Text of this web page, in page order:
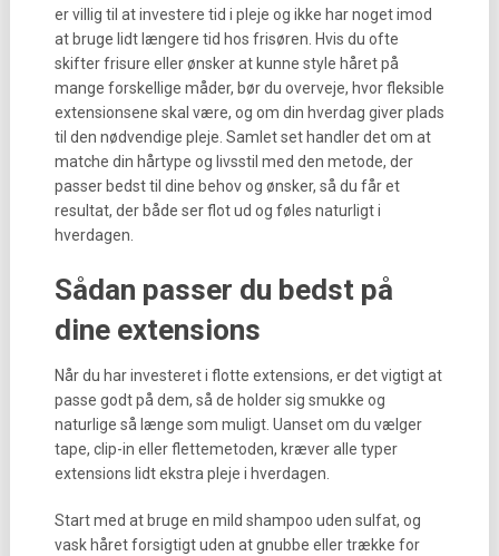
er villig til at investere tid i pleje og ikke har noget imod
at bruge lidt længere tid hos frisøren. Hvis du ofte
skifter frisure eller ønsker at kunne style håret på
mange forskellige måder, bør du overveje, hvor fleksible
extensionsene skal være, og om din hverdag giver plads
til den nødvendige pleje. Samlet set handler det om at
matche din hårtype og livsstil med den metode, der
passer bedst til dine behov og ønsker, så du får et
resultat, der både ser flot ud og føles naturligt i
hverdagen.
Sådan passer du bedst på
dine extensions
Når du har investeret i flotte extensions, er det vigtigt at
passe godt på dem, så de holder sig smukke og
naturlige så længe som muligt. Uanset om du vælger
tape, clip-in eller flettemetoden, kræver alle typer
extensions lidt ekstra pleje i hverdagen.
Start med at bruge en mild shampoo uden sulfat, og
vask håret forsigtigt uden at gnubbe eller trække for